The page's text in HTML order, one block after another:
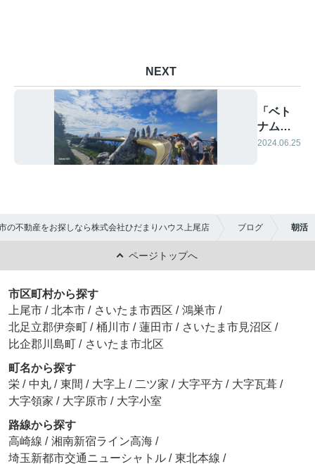
NEXT
「ベト
ナム」
パート2
2024.06.25
の不動産をお探しなら株式会社ひだまりハウス上尾店 ブログ 朝活
ページトップへ
市区町村から探す
上尾市 / 北本市 / さいたま市西区 / 鴻巣市 /
北足立郡伊奈町 / 桶川市 / 蓮田市 / さいたま市見沼区 /
比企郡川島町 / さいたま市北区
町名から探す
栄 / 中丸 / 東間 / 大字上 / 二ツ家 / 大字平方 / 大字瓦葺 /
大字領家 / 大字原市 / 大字小室
路線から探す
高崎線 / 湘南新宿ライン高海 /
埼玉新都市交通ニューシャトル / 東北本線 /